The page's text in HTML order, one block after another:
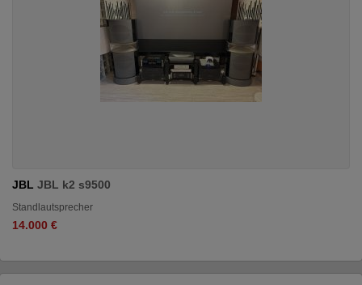
JBL JBL k2 s9500
Standlautsprecher
14.000 €